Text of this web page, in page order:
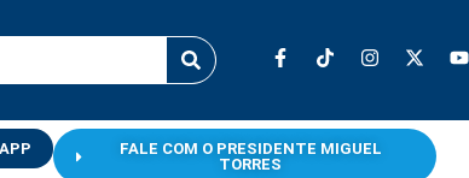
APP
FALE COM O PRESIDENTE MIGUEL
TORRES